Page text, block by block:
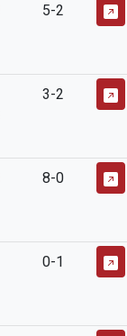
5-2
3-2
8-0
0-1